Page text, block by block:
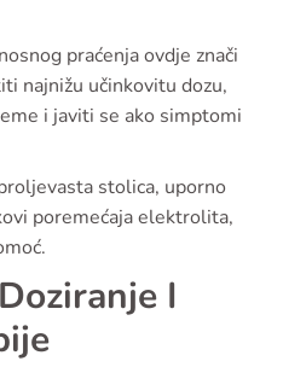
praćenja ovdje znači
najnižu učinkovitu dozu,
i javiti se ako simptomi
stolica, uporno
poremećaja elektrolita,
I